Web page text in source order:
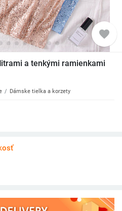
favorite
a tenkými ramienkami
Dámske tielka a korzety